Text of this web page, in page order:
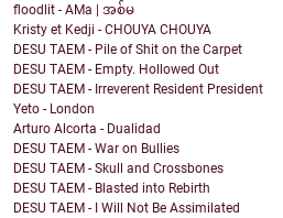
floodlit - AMa | အစ်မ
Kristy et Kedji - CHOUYA CHOUYA
DESU TAEM - Pile of Shit on the Carpet
DESU TAEM - Empty. Hollowed Out
DESU TAEM - Irreverent Resident President
Yeto - London
Arturo Alcorta - Dualidad
DESU TAEM - War on Bullies
DESU TAEM - Skull and Crossbones
DESU TAEM - Blasted into Rebirth
DESU TAEM - I Will Not Be Assimilated